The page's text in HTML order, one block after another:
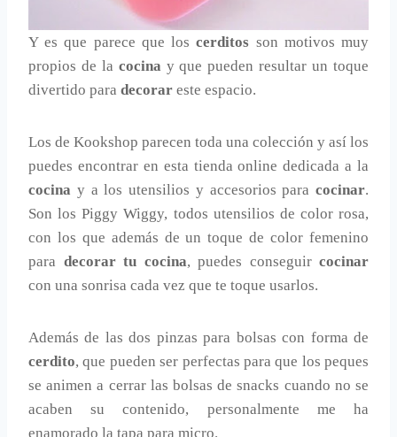
Y es que parece que loscerditos son motivos muy
propios de la cocina y que pueden resultar un toque
divertido para decorar este espacio.
Los de Kookshop parecen toda una colección y así los
puedes encontrar en esta tienda online dedicada a la
cocina y a los utensilios y accesorios para cocinar.
Son los Piggy Wiggy, todos utensilios de color rosa,
con los que además de un toque de color femenino
para decorar tu cocina, puedes conseguir cocinar
con una sonrisa cada vez que te toque usarlos.
Además de las dos pinzas para bolsas con forma de
cerdito, que pueden ser perfectas para que los peques
se animen a cerrar las bolsas de snacks cuando no se
acaben su contenido, personalmente me ha
enamorado la tapa para micro.